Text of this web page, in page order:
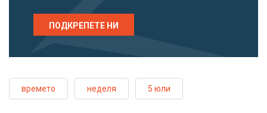
ПОДКРЕПЕТЕ НИ
времето неделя 5 юли